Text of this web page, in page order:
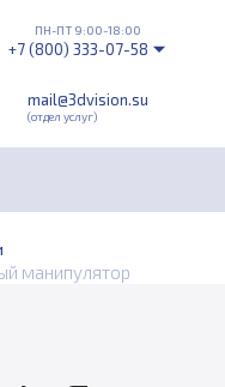
mail@3dvision.su
(отдел услуг)
ПН-ПТ 9:00-18:00
+7 (800) 333-07-58
манипулятор